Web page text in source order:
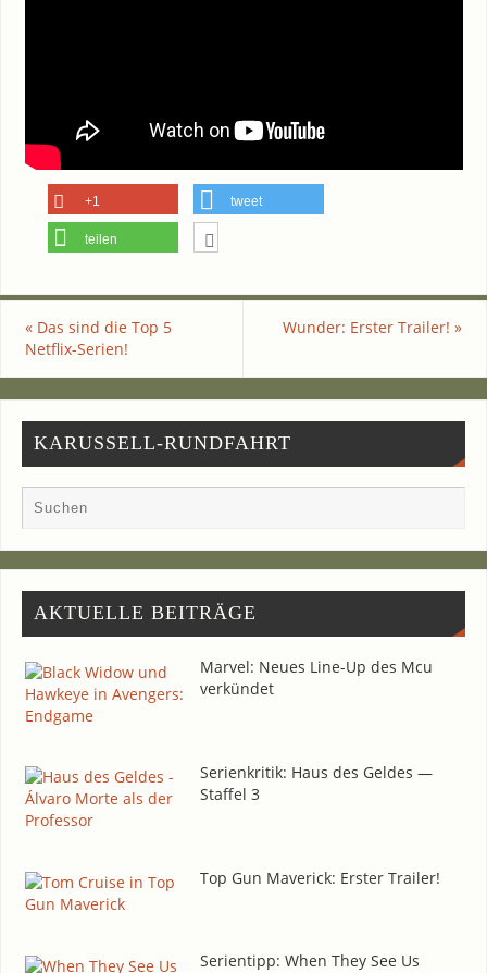
+1 tweet
teilen
«Das sind die Top 5
Netflix-Serien!
Wun­der: Ers­ter Trailer!»
KARUSSELL-RUNDFAHRT
AKTU­EL­LE BEITRÄGE
Mar­vel: Neu­es Line-Up des Mcu
verkündet
Seri­en­kri­tik: Haus des Gel­des —
Staf­fel 3
Top Gun Maverick: Ers­ter Trailer!
Seri­en­tipp: When They See Us